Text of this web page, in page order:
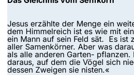
Jesus erzählte der Menge ein
dem Himmelreich ist es wie mit
ein Mann auf sein Feld sät. Es ist
aller Samenkörner. Aber was
als alle anderen Garten- pflanzen.
daraus, auf dem die Vögel sich
dessen Zweigen sie nisten.«